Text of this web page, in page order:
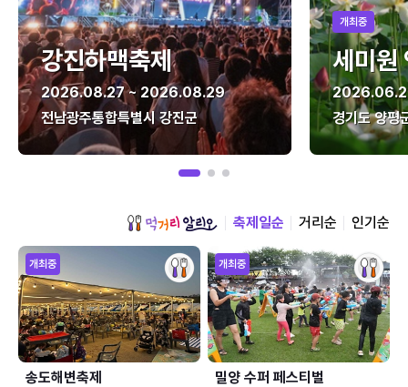
강진하맥축제
2026.08.27 ~ 2026.08.29
전남광주통합특별시 강진군
개최중
세미원
경기도 양평
축제일순 거리순 인기순
개최중
송도해변축제
개최중
밀양 수퍼 페스티벌